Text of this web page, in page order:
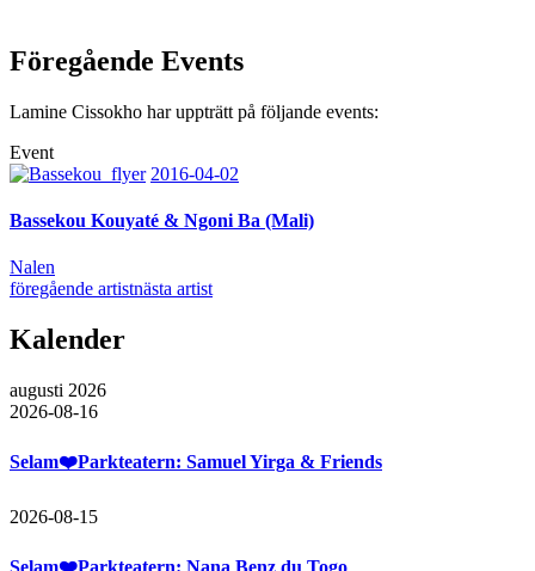
Föregående Events
Lamine Cissokho har uppträtt på följande events:
Event
2016-04-02
Bassekou Kouyaté & Ngoni Ba (Mali)
Nalen
föregående artistnästa artist
Kalender
augusti 2026
2026-08-16
Selam❤️Parkteatern: Samuel Yirga & Friends
2026-08-15
Selam❤️Parkteatern: Nana Benz du Togo